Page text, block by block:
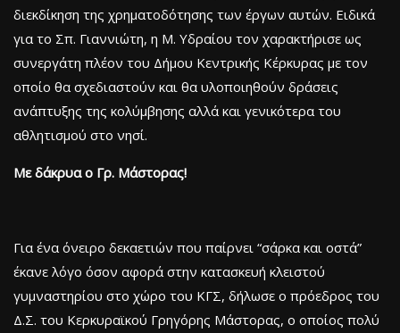
διεκδίκηση της χρηματοδότησης των έργων αυτών. Ειδικά
για το Σπ. Γιαννιώτη, η Μ. Υδραίου τον χαρακτήρισε ως
συνεργάτη πλέον του Δήμου Κεντρικής Κέρκυρας με τον
οποίο θα σχεδιαστούν και θα υλοποιηθούν δράσεις
ανάπτυξης της κολύμβησης αλλά και γενικότερα του
αθλητισμού στο νησί.
Με δάκρυα ο Γρ. Μάστορας!
Για ένα όνειρο δεκαετιών που παίρνει “σάρκα και οστά”
έκανε λόγο όσον αφορά στην κατασκευή κλειστού
γυμναστηρίου στο χώρο του ΚΓΣ, δήλωσε ο πρόεδρος του
Δ.Σ. του Κερκυραϊκού Γρηγόρης Μάστορας, ο οποίος πολύ